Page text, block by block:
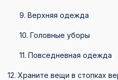
9. Верхняя одежда
10. Головные уборы
11. Повседневная одежда
12. Храните вещи в стопках